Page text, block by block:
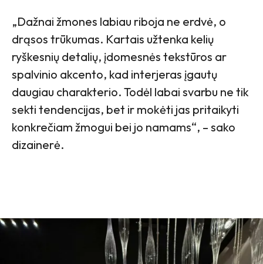
„Dažnai žmones labiau riboja ne erdvė, o
drąsos trūkumas. Kartais užtenka kelių
ryškesnių detalių, įdomesnės tekstūros ar
spalvinio akcento, kad interjeras įgautų
daugiau charakterio. Todėl labai svarbu ne tik
sekti tendencijas, bet ir mokėti jas pritaikyti
konkrečiam žmogui bei jo namams“, – sako
dizainerė.